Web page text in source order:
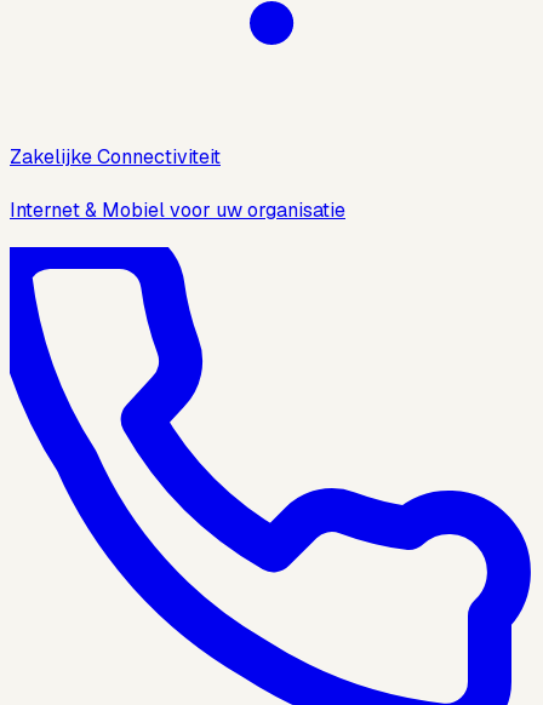
Zakelijke Connectiviteit
Internet & Mobiel voor uw organisatie